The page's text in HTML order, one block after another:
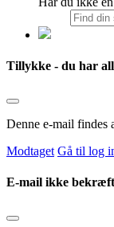
Tillykke - du har
Denne e-mail findes
Modtaget Gå til log
E-mail ikke